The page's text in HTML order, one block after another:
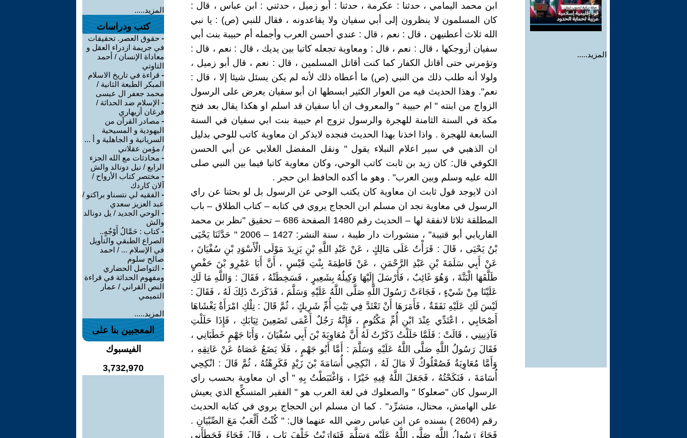
المزيد.....
ابن محمد اليمامي ، حدثنا : عكرمة ، حدثنا : أبو زميل ، حدثني : ابن عباس ، قال :
كان المسلمون لا ينظرون إلى أبي سفيان ولا يقاعدونه ، فقال للنبي (ص) : يا نبي
الله ثلاث أعطنيهن ، قال : نعم ، قال : عندي أحسن العرب وأجمله أم حبيبة بنت أبي
سفيان أزوجكها ، قال : نعم ، قال : ومعاوية تجعله كاتبا بين يديك ، قال : نعم ، قال :
وتؤمرني حتى أقاتل الكفار كما كنت أقاتل المسلمين ، قال : نعم ، قال أبو زميل ،
ولولا أنه طلب ذلك من النبي (ص) ما أعطاه ذلك لأنه لم يكن يسئل شيئا إلا ، قال :
نعم". وهذا الحديث فيه من العوار الكثير ابسطها ان أبو سفيان يعرض على الرسول
الزواج من ابنته " ام حبيبة " والمعروف ان أبا سفيان قد اسلم او هكذا يقال بعد فتح
مكة في السنة الثامنة للهجرة والرسول تزوج ام حبيبة بنت ابي سفيان في السنة
السابعة للهجرة . واذا اخذنا بهذا الحديث فنجده لايذكر ان معاوية كاتب للوحي بدليل
ان الذهبي في سير اعلام النبلاء يقول " ونقل المفضل الغلابي عن أبي الحسن
الكوفي قال: كان زيد بن ثابت كاتب الوحي، وكان معاوية كاتبا فيما بين النبي صلى
الله عليه وسلم وبين العرب" . وهو ما أكده الحافظ ابن حجر .
اذن لايوجد قول ثابت ان معاوية كان يكتب الوحي عن الرسول بل لو بحثنا عن راي
الرسول في معاوية نجد ان مسلم ابن الحجاج يروي في كتابه – كتاب الطلاق – باب
المطلقة ثلاثا لانفقة لها – الحديث رقم 1480 الصفحة 686 – تحقيق "نظر بن محمد
الفاريابي أبو قتيبة" ، منشورات دار طيبة ، سنة النشر: 1427 – 2006 " حَدَّثَنَا يَحْيَى
بْنُ يَحْيَى ، قَالَ : قَرَأْتُ عَلَى مَالِكٍ ، عَنْ عَبْدِ اللَّهِ بْنِ يَزِيدَ مَوْلَى الْأَسْوَدِ بْنِ سُفْيَانَ ،
عَنْ أَبِي سَلَمَةَ بْنِ عَبْدِ الرَّحْمَنِ ، عَنْ فَاطِمَةَ بِنْتِ قَيْسٍ ، أَنَّ أَبَا عَمْرِو بْنَ حَفْصٍ
طَلَّقَهَا الْبَتَّةَ ، وَهُوَ غَائِبٌ ، فَأَرْسَلَ إِلَيْهَا وَكِيلُهُ بِشَعِيرٍ ، فَسَخِطَتْهُ ، فَقَالَ : وَاللَّهِ مَا لَكِ
عَلَيْنَا مِنْ شَيْءٍ ، فَجَاءَتْ رَسُولَ اللَّهِ صَلَّى اللَّهُ عَلَيْهِ وَسَلَّمَ ، فَذَكَرَتْ ذَلِكَ لَهُ ، فَقَالَ :
لَيْسَ لَكِ عَلَيْهِ نَفَقَةٌ ، فَأَمَرَهَا أَنْ تَعْتَدَّ فِي بَيْتِ أُمِّ شَرِيكٍ ، ثُمَّ قَالَ : تِلْكِ امْرَأَةٌ يَغْشَاهَا
أَصْحَابِي ، اعْتَدِّي عِنْدَ ابْنِ أُمِّ مَكْتُومٍ ، فَإِنَّهُ رَجُلٌ أَعْمَى تَضَعِينَ ثِيَابَكِ ، فَإِذَا حَلَلْتِ
فَآذِنِينِي ، قَالَتْ : فَلَمَّا حَلَلْتُ ذَكَرْتُ لَهُ أَنَّ مُعَاوِيَةَ بْنَ أَبِي سُفْيَانَ ، وَأَبَا جَهْمٍ خَطَبَانِي ،
فَقَالَ رَسُولُ اللَّهِ صَلَّى اللَّهُ عَلَيْهِ وَسَلَّمَ : أَمَّا أَبُو جَهْمٍ ، فَلَا يَضَعُ عَصَاهُ عَنْ عَاتِقِهِ ،
وَأَمَّا مُعَاوِيَةُ فَصُعْلُوكٌ لَا مَالَ لَهُ ، انْكِحِي أُسَامَةَ بْنَ زَيْدٍ فَكَرِهْتُهُ ، ثُمَّ قَالَ : انْكِحِي
أُسَامَةَ ، فَنَكَحْتُهُ ، فَجَعَلَ اللَّهُ فِيهِ خَيْرًا ، وَاغْتَبَطْتُ بِهِ " أي ان معاوية بحسب راي
الرسول كان "صعلوكا " والصعلوك في لغة العرب هو " الفقير المتسكِّع الذي يعيش
على الهامش، محتال، متشرِّد" . كما ان مسلم ابن الحجاج يروي في كتابه الحديث
رقم (2604 ) بسنده عن ابن عباس رضي الله عنهما قال: " كُنْتُ أَلْعَبُ مَعَ الصِّبْيَانِ .
فَجَاءَ رَسُولُ اللَّهِ صَلَّى اللَّهُ عَلَيْهِ وَسَلَّمَ فَتَوَارَيْتُ خَلْفَ بَابٍ ، قَالَ فَجَاءَ فَحَطَأَنِي
المزيد.....
كتب ودراسات
- حقوق العصر. تحقيقات
في جريمة ازدراء العقل و
معاداة الإنسان / أحمد
التاوتي
- قراءة في تاريخ الاسلام
المبكر الطبعة الثانية /
محمد جعفر ال عيسى
- الإسلام ضد الحداثة /
فرغان أزيهاري
- مصادر القرآن من
اليهودية و المسيحية
السريانية و الجاهلية و أ ...
/ مؤمن عقلاني
- محادثات مع الله الجزء
الرابع / نيل دونالد والش
- مختصر كتاب الأرواح /
آلان كاردك
- الفقيه لي نتسناو براكتو /
عبد العزيز سعدي
- الوحي الجديد / يل دونالد
والش
-كتاب : حَمَّالُ أَوْجُهٍ..
الصراع الطبقي والتأويل
في الإسلام ... / احمد
صالح سلوم
- التواصل الحضاري
ومفهوم الحداثة في قراءة
النص القراني / عمار
التميمي
المزيد.....
المعجبين بنا على
الفيسبوك
3,732,970